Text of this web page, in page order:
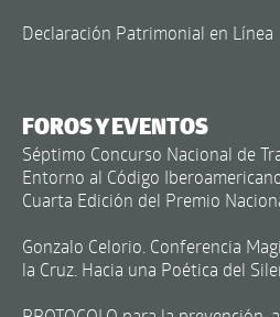
Declaración Patrimonial en Línea
FOROS Y EVENTOS
Séptimo Concurso Nacional de
Entorno al Código
Cuarta Edición del Premio
Gonzalo Celorio. Conferencia
la Cruz. Hacia una Poética del